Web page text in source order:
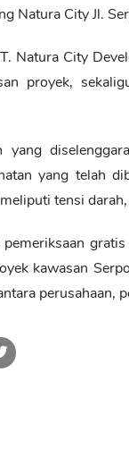
Natura City Jl.
Natura City
proyek,
yang
yang telah
tensi
kawasan
perusahaan,